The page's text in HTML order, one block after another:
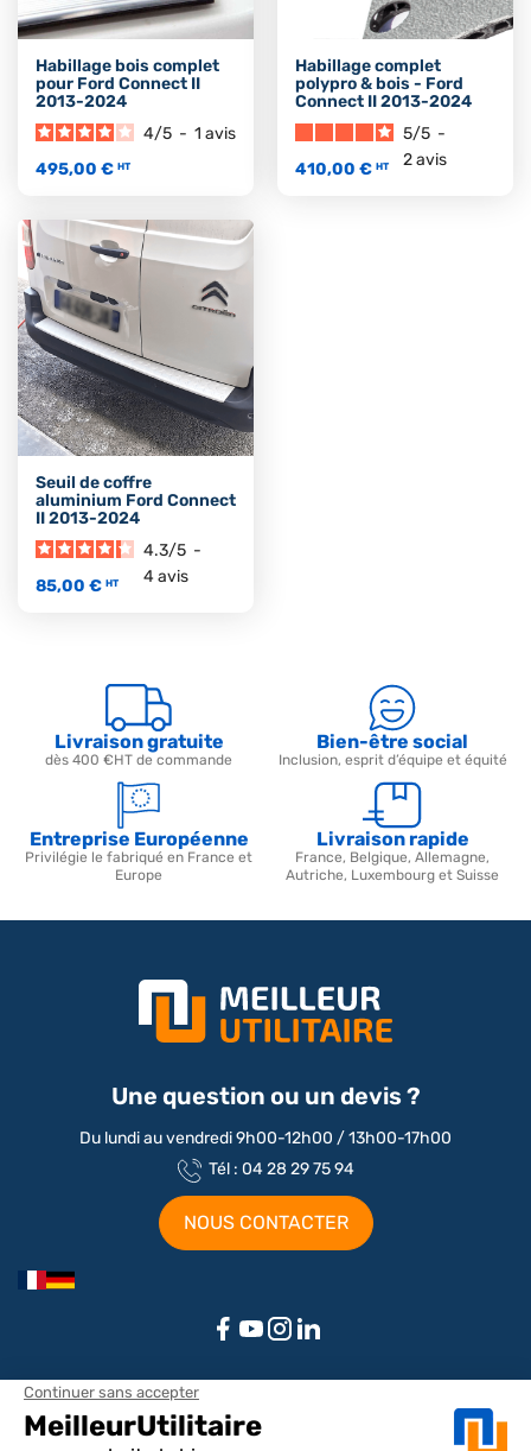
Habillage bois complet
pour Ford Connect II
2013-2024
4/5 - 1 avis
495,00 € HT
Habillage complet
polypro & bois - Ford
Connect II 2013-2024
5/5 -
2avis
410,00 € HT
Seuil de coffre
aluminium Ford Connect
II 2013-2024
4.3/5 -
4avis
85,00 € HT
Livraison gratuite
dès 400 €HT de commande
Bien-être social
Inclusion, esprit d’équipe et équité
Entreprise Européenne
Privilégie le fabriqué en France et
Europe
Livraison rapide
France, Belgique, Allemagne,
Autriche, Luxembourg et Suisse
Une question ou un devis ?
Du lundi au vendredi 9h00-12h00 / 13h00-17h00
Tél : 04 28 29 75 94
NOUS CONTACTER
Aménagements par marque / modèle